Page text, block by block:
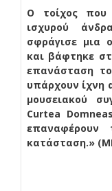
Ο τοίχος
ισχυρού
σφράγισε μια
και βάφτηκε
επανάσταση
υπάρχουν ίχνη
μουσειακού
Curtea
επαναφέρουν
κατάσταση.»